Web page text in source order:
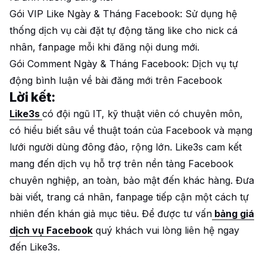
Gói VIP Like Ngày & Tháng Facebook: Sử dụng hệ
thống dịch vụ cài đặt tự động tăng like cho nick cá
nhân, fanpage mỗi khi đăng nội dung mới.
Gói Comment Ngày & Tháng Facebook: Dịch vụ tự
động bình luận về bài đăng mới trên Facebook
Lời kết:
Like3s có đội ngũ IT, kỹ thuật viên có chuyên môn,
có hiểu biết sâu về thuật toán của Facebook và mạng
lưới người dùng đông đảo, rộng lớn. Like3s cam kết
mang đến dịch vụ hỗ trợ trên nền tảng Facebook
chuyên nghiệp, an toàn, bảo mật đến khác hàng. Đưa
bài viết, trang cá nhân, fanpage tiếp cận một cách tự
nhiên đến khán giả mục tiêu. Để được tư vấn bảng giá
dịch vụ Facebook quý khách vui lòng liên hệ ngay
đến Like3s.